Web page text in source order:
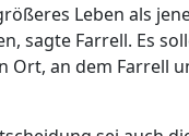
Leben als
sagte Farrell. Es
Ort, an dem Farrell